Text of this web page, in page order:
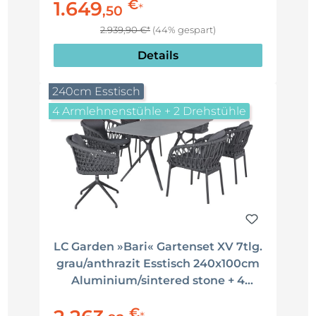
Rope Sitzgruppe
1.649,50 €*
2.939,90 €* (44% gespart)
Details
240cm Esstisch
4 Armlehnenstühle + 2 Drehstühle
LC Garden »Bari« Gartenset XV 7tlg.
grau/anthrazit Esstisch 240x100cm
Aluminium/sintered stone + 4
€